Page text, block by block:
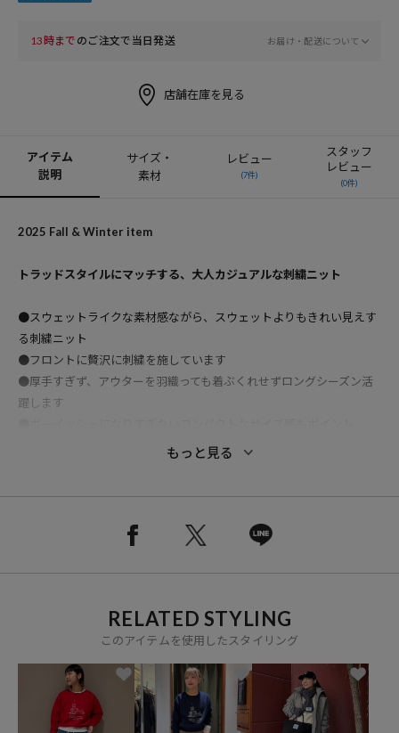
13時まで のご注文で当日発送 お届け・配送について
店舗在庫を見る
アイテム
説明
サイズ・
素材
レビュー
(7件)
スタッフ
レビュー
(0件)
2025 Fall & Winter item
トラッドスタイルにマッチする、大人カジュアルな刺繍ニット
●スウェットライクな素材感ながら、スウェットよりもきれい見えす
る刺繍ニット
●フロントに贅沢に刺繍を施しています
●厚手すぎず、アウターを羽織っても着ぶくれせずロングシーズン活
躍します
大人カジュアルなトラッドスタイルにマッチする一着です。
※こちらの商品は、弊社管理上のカラーを表記しております為、タグ
のカラー表記と異なる記載となっております。
もっと見る
RELATED STYLING
このアイテムを使用したスタイリング